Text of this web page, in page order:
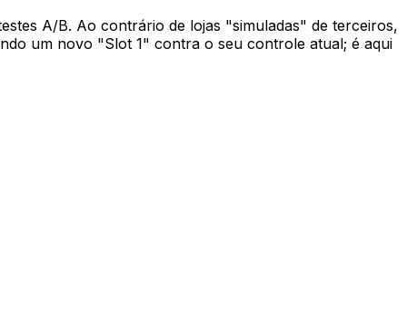
A/B. Ao contrário de lojas "simuladas" de terceiros,
um novo "Slot 1" contra o seu controle atual; é aqui